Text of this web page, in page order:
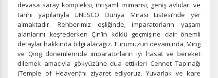
devasa saray kompleksi, ihtişamlı mimarisi, geniş avluları ve
tarihi yapılarıyla UNESCO Dünya Mirası Listesi’nde yer
almaktadır. Rehberimiz eşliğinde, imparatorların yaşam
alanlarını keşfederken Çin’in köklü geçmişine dair önemli
detaylar hakkında bilgi alacağız. Turumuzun devamında, Ming
ve Qing dönemlerinde imparatorların iyi hasat ve bereket
dilemek amacıyla gökyüzüne dua ettikleri Cennet Tapınağı
(Temple of Heaven)’nı ziyaret ediyoruz. Yuvarlak ve kare